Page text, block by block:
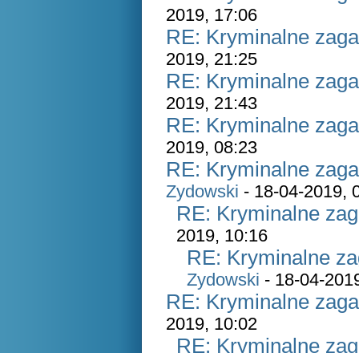
2019, 17:06
RE: Kryminalne
2019, 21:25
RE: Kryminalne
2019, 21:43
RE: Kryminalne
2019, 08:23
RE: Kryminalne
Zydowski - 18-04-2019,
RE: Kryminalne
2019, 10:16
RE: Kryminalne
Zydowski - 18-04-
RE: Kryminalne
2019, 10:02
RE: Kryminalne